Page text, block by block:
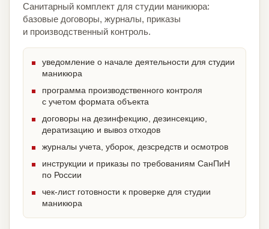
Санитарный комплект для студии маникюра:
базовые договоры, журналы, приказы
и производственный контроль.
уведомление о начале деятельности для студии
маникюра
программа производственного контроля
с учетом формата объекта
договоры на дезинфекцию, дезинсекцию,
дератизацию и вывоз отходов
журналы учета, уборок, дезсредств и осмотров
инструкции и приказы по требованиям СанПиН
по России
чек-лист готовности к проверке для студии
маникюра